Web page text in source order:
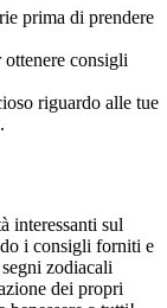
prima di prendere
consigli
riguardo alle tue
interessanti sul
i consigli forniti e
zodiacali
dei propri